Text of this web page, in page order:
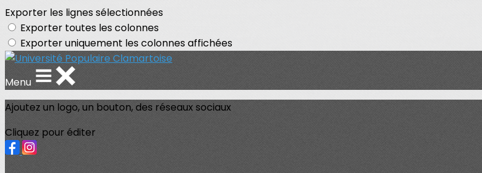
Exporter les lignes sélectionnées
Exporter toutes les colonnes
Exporter uniquement les colonnes affichées
Menu
Ajoutez un logo, un bouton, des réseaux sociaux
Cliquez pour éditer